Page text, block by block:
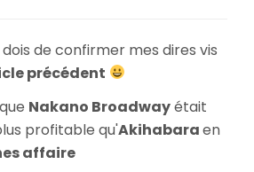
Neo
&
Playdia
de confirmer mes dires vis
précédent
Nakano Broadwayétait
profitable qu'Akihabaraen
affaire